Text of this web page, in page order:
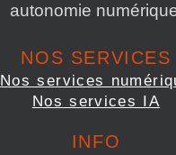
autonomie
NOS SERVICES
Nos services
Nos services IA
INFO